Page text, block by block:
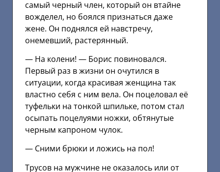
самый черный член, который он втайне
вожделел, но боялся признаться даже
жене. Он поднялся ей навстречу,
онемевший, растерянный.
— На колени! — Борис повиновался.
Первый раз в жизни он очутился в
ситуации, когда красивая женщина так
властно себя с ним вела. Он поцеловал её
туфельки на тонкой шпильке, потом стал
осыпать поцелуями ножки, обтянутые
черным капроном чулок.
— Сними брюки и ложись на пол!
Трусов на мужчине не оказалось или от